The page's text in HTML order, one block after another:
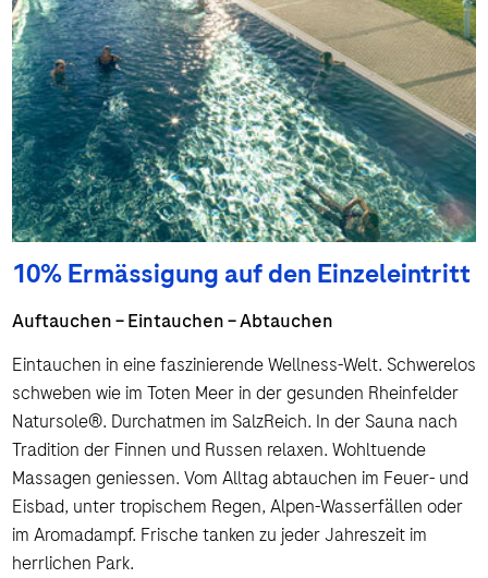
10% Ermässigung auf den Einzeleintritt
Auftauchen – Eintauchen – Abtauchen
Eintauchen in eine faszinierende Wellness-Welt. Schwerelos
schweben wie im Toten Meer in der gesunden Rheinfelder
Natursole®. Durchatmen im SalzReich. In der Sauna nach
Tradition der Finnen und Russen relaxen. Wohltuende
Massagen geniessen. Vom Alltag abtauchen im Feuer- und
Eisbad, unter tropischem Regen, Alpen-Wasserfällen oder
im Aromadampf. Frische tanken zu jeder Jahreszeit im
herrlichen Park.